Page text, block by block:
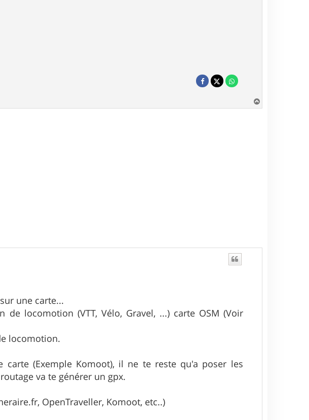
a
une carte...
locomotion (VTT, Vélo, Gravel, ...) carte OSM (Voir
locomotion.
(Exemple Komoot), il ne te reste qu'a poser les
va te générer un gpx.
OpenTraveller, Komoot, etc..)